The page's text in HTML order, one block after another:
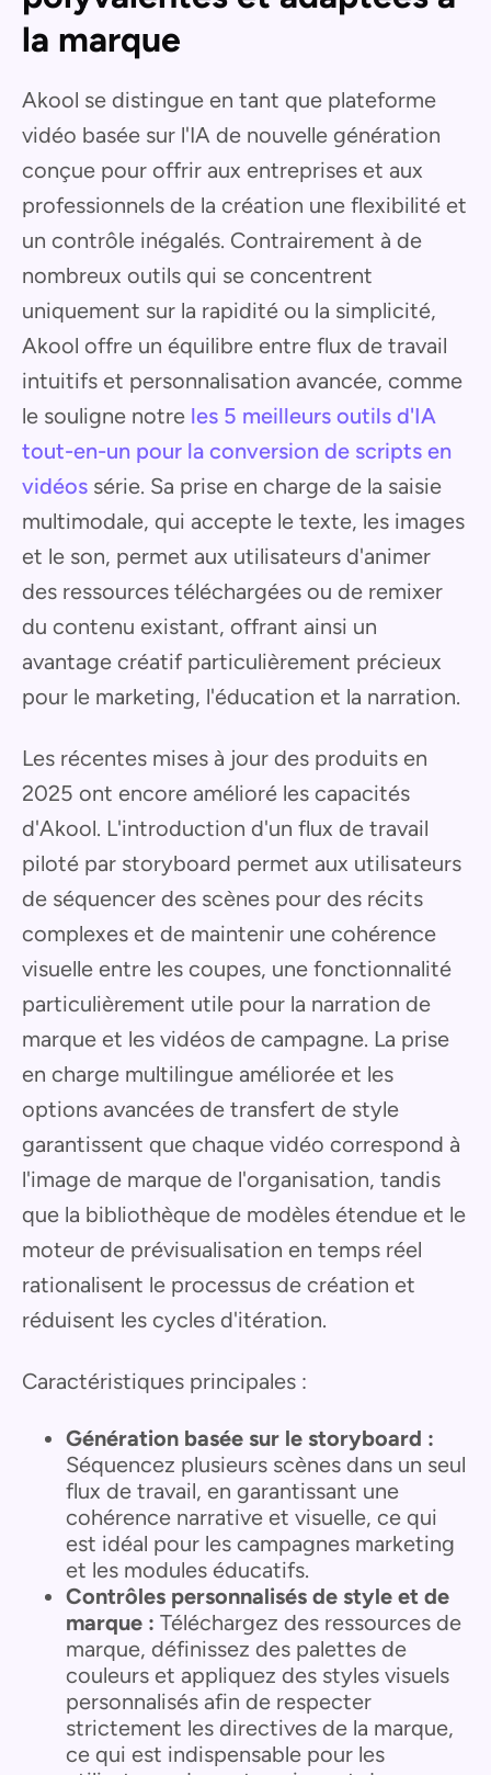
la marque
Akool se distingue en tant que plateforme
vidéo basée sur l'IA de nouvelle génération
conçue pour offrir aux entreprises et aux
professionnels de la création une flexibilité et
un contrôle inégalés. Contrairement à de
nombreux outils qui se concentrent
uniquement sur la rapidité ou la simplicité,
Akool offre un équilibre entre flux de travail
intuitifs et personnalisation avancée, comme
le souligne notre les 5 meilleurs outils d'IA
tout-en-un pour la conversion de scripts en
vidéos série. Sa prise en charge de la saisie
multimodale, qui accepte le texte, les images
et le son, permet aux utilisateurs d'animer
des ressources téléchargées ou de remixer
du contenu existant, offrant ainsi un
avantage créatif particulièrement précieux
pour le marketing, l'éducation et la narration.
Les récentes mises à jour des produits en
2025 ont encore amélioré les capacités
d'Akool. L'introduction d'un flux de travail
piloté par storyboard permet aux utilisateurs
de séquencer des scènes pour des récits
complexes et de maintenir une cohérence
visuelle entre les coupes, une fonctionnalité
particulièrement utile pour la narration de
marque et les vidéos de campagne. La prise
en charge multilingue améliorée et les
options avancées de transfert de style
garantissent que chaque vidéo correspond à
l'image de marque de l'organisation, tandis
que la bibliothèque de modèles étendue et le
moteur de prévisualisation en temps réel
rationalisent le processus de création et
réduisent les cycles d'itération.
Caractéristiques principales :
Génération basée sur le storyboard :
Séquencez plusieurs scènes dans un seul
flux de travail, en garantissant une
cohérence narrative et visuelle, ce qui
est idéal pour les campagnes marketing
et les modules éducatifs.
Contrôles personnalisés de style et de
marque : Téléchargez des ressources de
marque, définissez des palettes de
couleurs et appliquez des styles visuels
personnalisés afin de respecter
strictement les directives de la marque,
ce qui est indispensable pour les